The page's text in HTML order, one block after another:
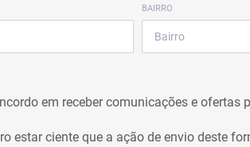
BAIRRO
em receber comunicações e
estar ciente que a ação de envio deste